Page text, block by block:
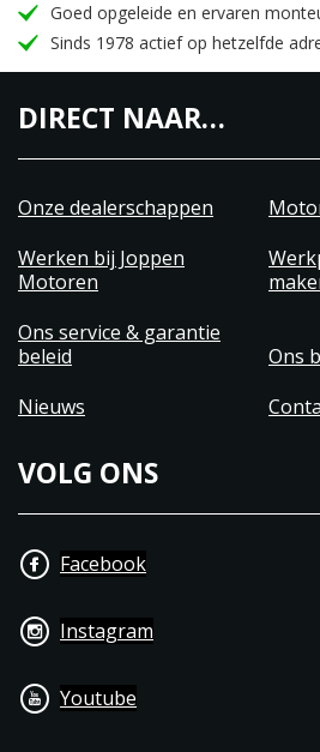
Goed opgeleide en ervaren
Sinds 1978 actief op hetzelfde
DIRECT NAAR…
Onze dealerschappen
Werken bij Joppen
Motoren
Ons service & garantie
beleid
Ons
Nieuws
VOLG ONS
Facebook
Instagram
Youtube